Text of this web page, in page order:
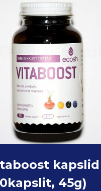
kapslid
45g)